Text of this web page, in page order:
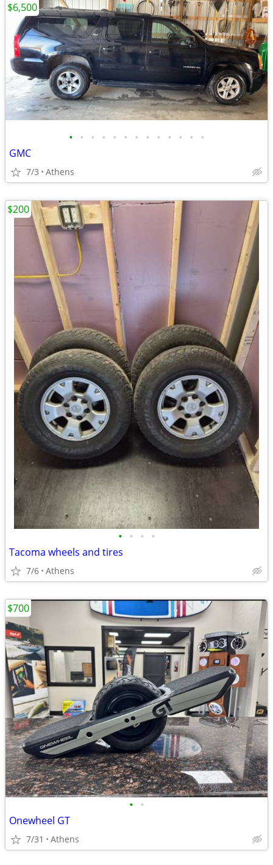
• • • • • • • • • • • • •
GMC
7/3 Athens
$6,500
• • • •
Tacoma wheels and tires
7/6 Athens
$200
• •
Onewheel GT
7/31 Athens
$700